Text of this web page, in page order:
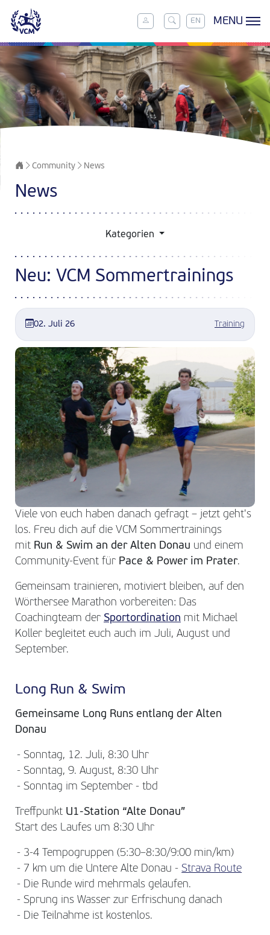
EN MENU
Community News
News
Kategorien
Neu: VCM Sommertrainings
02. Juli 26 Training
Viele von euch haben danach gefragt – jetzt geht's
los. Freu dich auf die VCM Sommertrainings
mit Run & Swim an der Alten Donau und einem
Community-Event für Pace & Power im Prater.
Gemeinsam trainieren, motiviert bleiben, auf den
Wörthersee Marathon vorbereiten: Das
Coachingteam der Sportordination mit Michael
Koller begleitet euch auch im Juli, August und
September.
Long Run & Swim
Gemeinsame Long Runs entlang der Alten
Donau
- Sonntag, 12. Juli, 8:30 Uhr
- Sonntag, 9. August, 8:30 Uhr
- Sonntag im September - tbd
Treffpunkt U1-Station “Alte Donau”
Start des Laufes um 8:30 Uhr
- 3-4 Tempogruppen (5:30–8:30/9:00 min/km)
- 7 km um die Untere Alte Donau -Strava Route
- Die Runde wird mehrmals gelaufen.
- Sprung ins Wasser zur Erfrischung danach
- Die Teilnahme ist kostenlos.